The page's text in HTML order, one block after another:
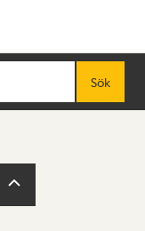
Sök